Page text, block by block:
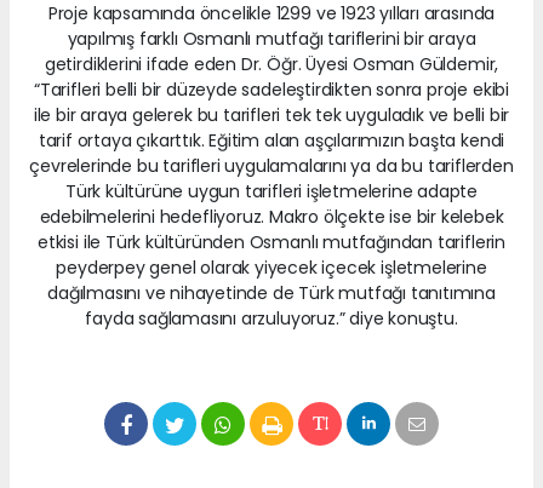
Proje kapsamında öncelikle 1299 ve 1923 yılları arasında
yapılmış farklı Osmanlı mutfağı tariflerini bir araya
getirdiklerini ifade eden Dr. Öğr. Üyesi Osman Güldemir,
“Tarifleri belli bir düzeyde sadeleştirdikten sonra proje ekibi
ile bir araya gelerek bu tarifleri tek tek uyguladık ve belli bir
tarif ortaya çıkarttık. Eğitim alan aşçılarımızın başta kendi
çevrelerinde bu tarifleri uygulamalarını ya da bu tariflerden
Türk kültürüne uygun tarifleri işletmelerine adapte
edebilmelerini hedefliyoruz. Makro ölçekte ise bir kelebek
etkisi ile Türk kültüründen Osmanlı mutfağından tariflerin
peyderpey genel olarak yiyecek içecek işletmelerine
dağılmasını ve nihayetinde de Türk mutfağı tanıtımına
fayda sağlamasını arzuluyoruz.” diye konuştu.